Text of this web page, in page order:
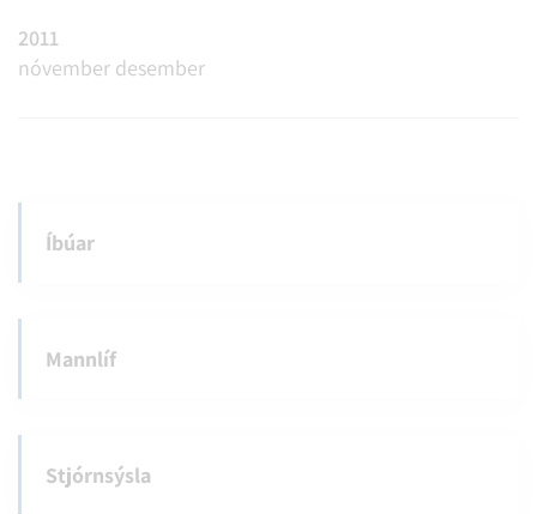
2011
nóvember desember
Íbúar
Mannlíf
Stjórnsýsla